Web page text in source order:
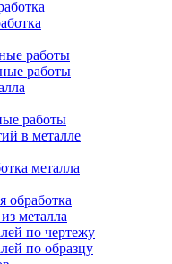
работы
работы
работы
в металле
металла
обработка
металла
по чертежу
по образцу